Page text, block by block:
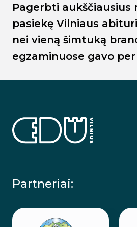
Pagerbti aukščiausius
pasiekę Vilniaus
nei vieną šimtuką
egzaminuose gavo
Partneriai: